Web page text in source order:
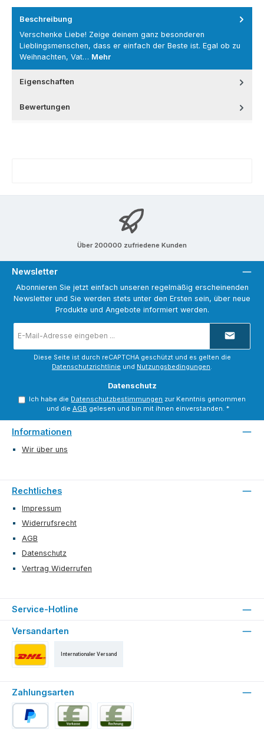
Beschreibung
Verschenke Liebe! Zeige deinem ganz besonderen
Lieblingsmenschen, dass er einfach der Beste ist. Egal ob zu
Weihnachten, Vat… Mehr
Eigenschaften
Bewertungen
Über 200000 zufriedene Kunden
Newsletter
Abonnieren Sie jetzt einfach unseren regelmäßig erscheinenden
Newsletter und Sie werden stets unter den Ersten sein, über neue
Produkte und Angebote informiert werden.
Mail-
Adresse
Diese Seite ist durch reCAPTCHA geschützt und es gelten die
Datenschutzrichtlinie und Nutzungsbedingungen.
Datenschutz
Ich habe die Datenschutzbestimmungen zur Kenntnis genommen
und die AGB gelesen und bin mit ihnen einverstanden. *
Informationen
Wir über uns
Rechtliches
Impressum
Widerrufsrecht
AGB
Datenschutz
Vertrag Widerrufen
Service-Hotline
Versandarten
Internationaler Versand
Zahlungsarten